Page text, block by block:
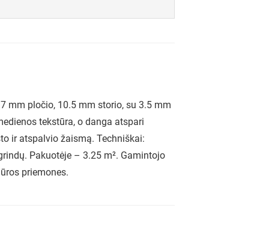
mm pločio, 10.5 mm storio, su 3.5 mm
tekstūra, o danga atspari
ir atspalvio žaismą. Techniškai:
Pakuotėje – 3.25 m². Gamintojo
priemones.